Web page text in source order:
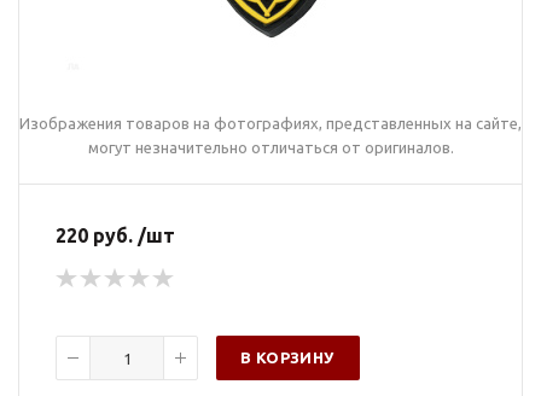
Изображения товаров на фотографиях, представленных на сайте,
могут незначительно отличаться от оригиналов.
220 руб. /шт
В КОРЗИНУ